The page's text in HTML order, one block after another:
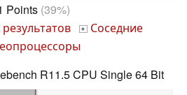
Points(39%)
+ Соседние
R11.5 CPU Single 64 Bit